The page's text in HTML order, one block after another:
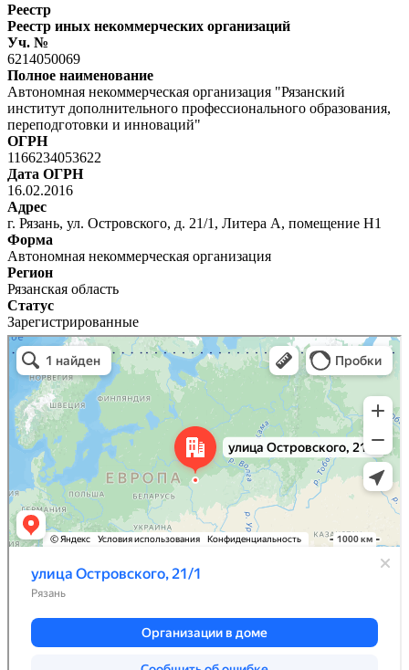
Реестр
Реестр иных некоммерческих организаций
Уч. №
6214050069
Полное наименование
Автономная некоммерческая организация "Рязанский
институт дополнительного профессионального образования,
переподготовки и инноваций"
ОГРН
1166234053622
Дата ОГРН
16.02.2016
Адрес
г. Рязань, ул. Островского, д. 21/1, Литера А, помещение Н1
Форма
Автономная некоммерческая организация
Регион
Рязанская область
Статус
Зарегистрированные